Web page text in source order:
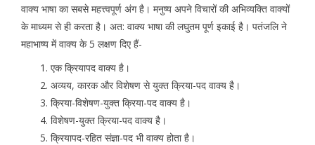
वाक्य भाषा का सबसे महत्त्वपूर्ण अंग है। मनुष्य अपने विचारों की अभिव्यक्ति वाक्यों
के माध्यम से ही करता है। अत: वाक्य भाषा की लघुतम पूर्ण इकाई है। पतंजलि ने
महाभाष्य में वाक्य के 5 लक्षण दिए हैं-
एक क्रियापद वाक्य है।
अव्यय, कारक और विशेषण से युक्त क्रिया-पद वाक्य है।
क्रिया-विशेषण-युक्त क्रिया-पद वाक्य है।
विशेषण-युक्त क्रिया-पद वाक्य है।
क्रियापद-रहित संज्ञा-पद भी वाक्य होता है।